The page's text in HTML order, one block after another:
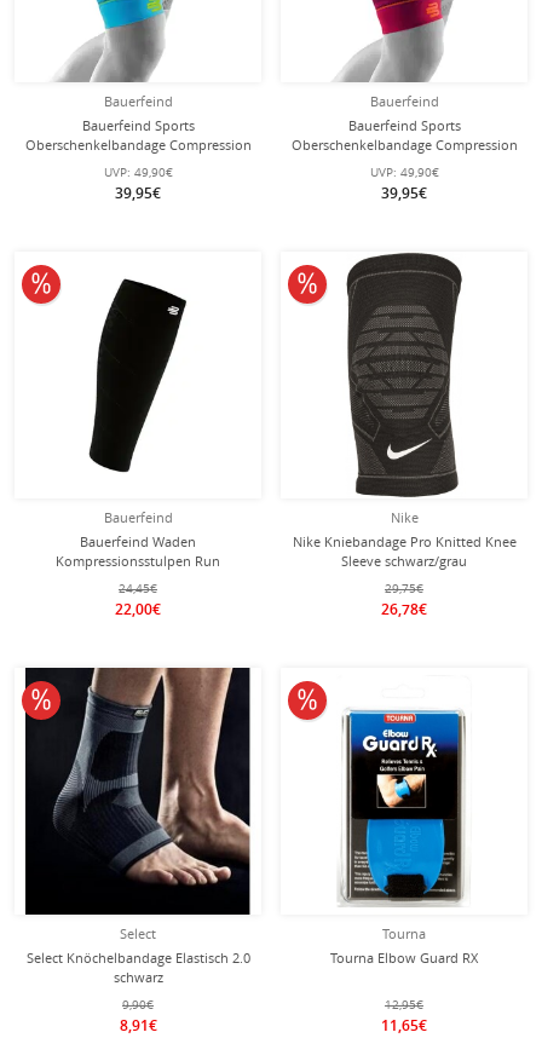
Bauerfeind
Bauerfeind Sports
Oberschenkelbandage Compression
Sleeves Upper Leg Extra Long -
riverablau - 2 Stück
UVP: 49,90€
39,95€
Bauerfeind
Bauerfeind Sports
Oberschenkelbandage Compression
Sleeves Upper Leg Extra Long - pink
- 2 Stück
UVP: 49,90€
39,95€
Bauerfeind
Bauerfeind Waden
Kompressionsstulpen Run
Compression Sleeves schwarz
Herren - 2 Stück
24,45€
22,00€
10% reduziert
Nike
Nike Kniebandage Pro Knitted Knee
Sleeve schwarz/grau
29,75€
26,78€
10% reduziert
Select
Select Knöchelbandage Elastisch 2.0
schwarz
9,90€
8,91€
10% reduziert
Tourna
Tourna Elbow Guard RX
12,95€
11,65€
10% reduziert